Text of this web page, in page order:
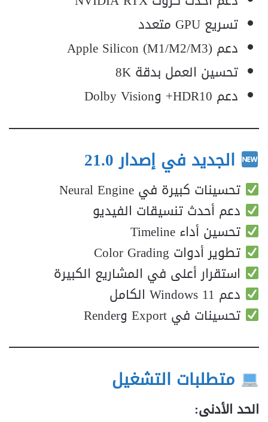
تسريع GPU متعدد
دعم Apple Silicon (M1/M2/M3)
تحسين العمل بدقة 8K
دعم HDR10+ وDolby Vision
الجديد في إصدار 21.0
تحسينات كبيرة في Neural Engine
دعم أحدث تنسيقات الفيديو
تحسين أداء Timeline
تطوير أدوات Color Grading
استقرار أعلى في المشاريع الكبيرة
دعم Windows 11 الكامل
تحسينات في Export وRender
متطلبات التشغيل
الحد الأدنى: